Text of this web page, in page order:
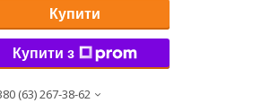
Купити
Купити з
(63) 267-38-62